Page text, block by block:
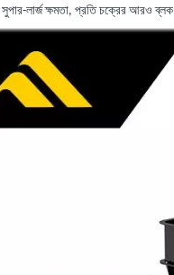
লার্জ ক্ষমতা, প্রতি চক্রের আরও ব্লক